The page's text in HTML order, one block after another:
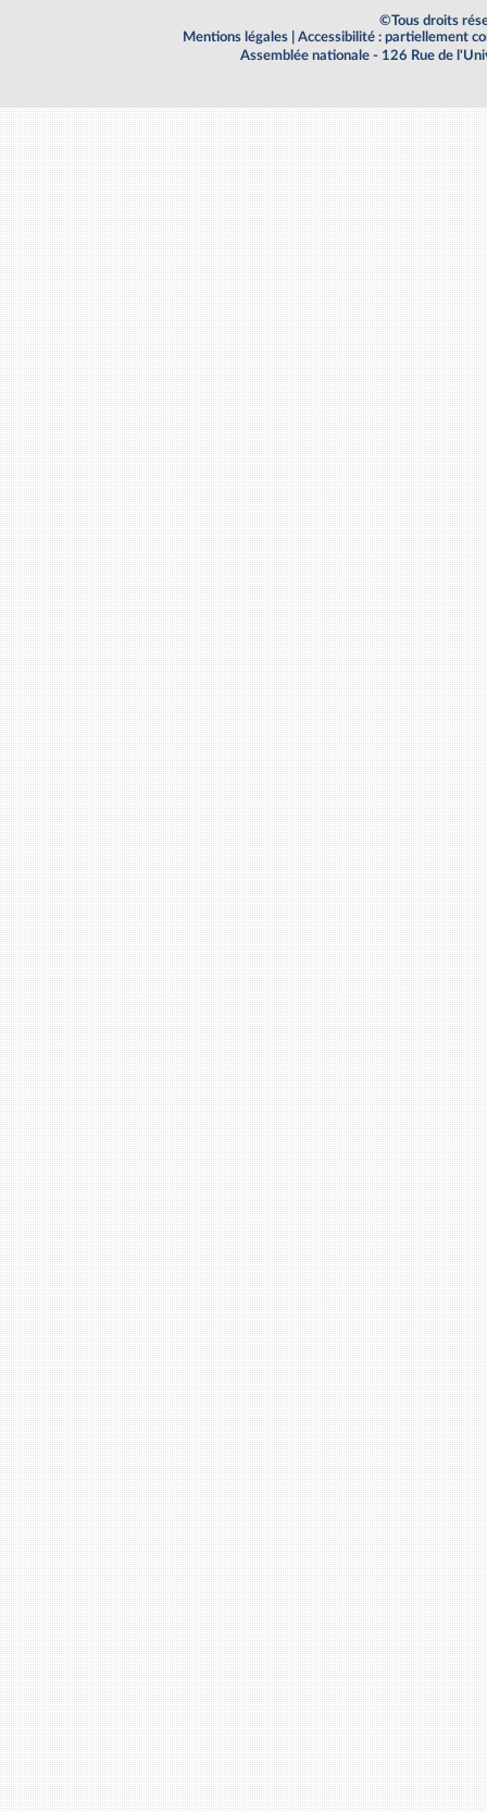
©Tous droits
Mentions légales
Accessibilité : partiellement
Assemblée nationale - 126 Rue de